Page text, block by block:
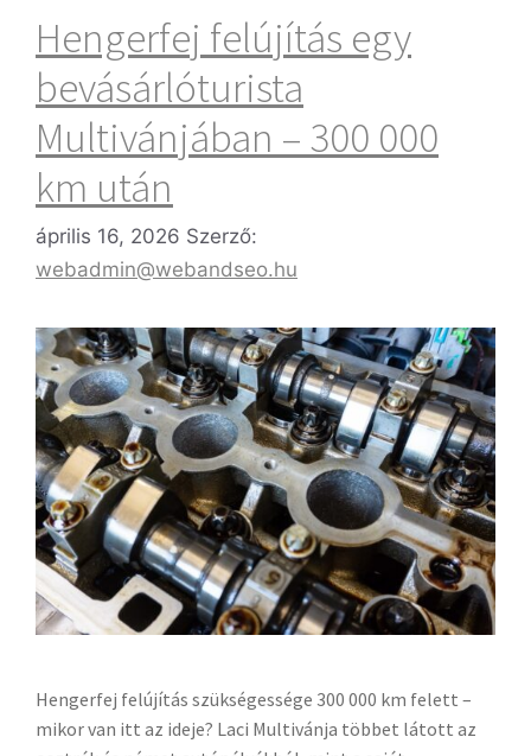
Hengerfej felújítás egy
bevásárlóturista
Multivánjában – 300 000
km után
április 16, 2026 Szerző:
webadmin@webandseo.hu
Hengerfej felújítás szükségessége 300 000 km felett –
mikor van itt az ideje? Laci Multivánja többet látott az